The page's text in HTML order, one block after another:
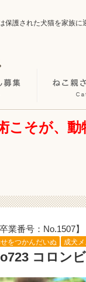
保護された犬猫を家族
こそが、
卒業番号：No.1507】
をつかんだいぬ 成犬
コロン